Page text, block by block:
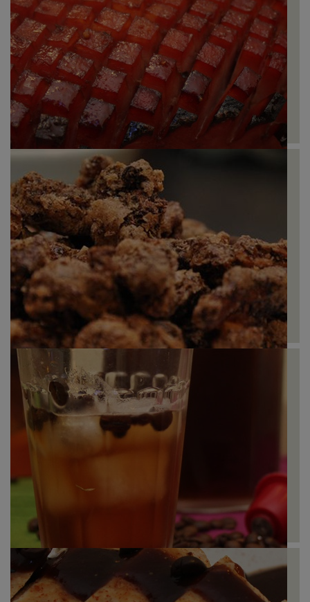
Fiambre assado com Café
Nozes com Café
Mazagran